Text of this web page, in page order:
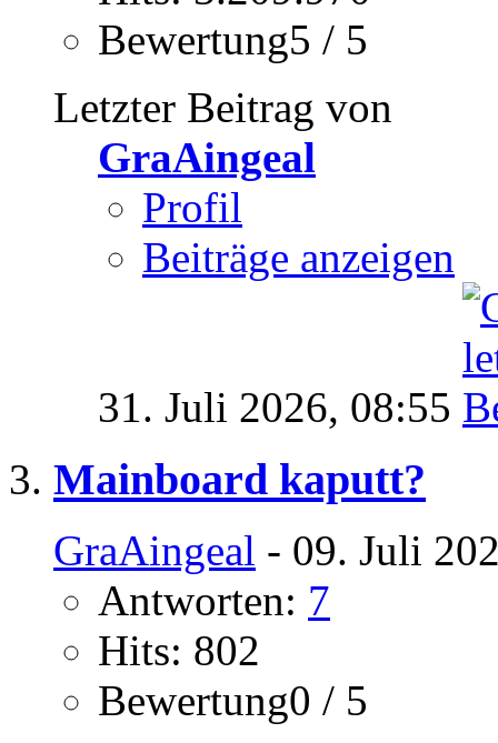
Bewertung5 / 5
Letzter Beitrag von
GraAingeal
Profil
Beiträge anzeigen
31. Juli 2026, 08:55
Mainboard kaputt?
GraAingeal - 09. Juli
Antworten: 7
Hits: 802
Bewertung0 / 5